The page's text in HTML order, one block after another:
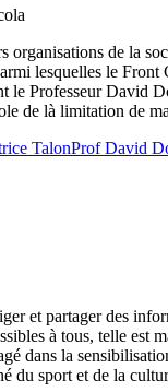
organisations de la
lesquelles le
le Professeur David
de là limitation de
TalonProf David
et partager des
à tous, telle est
dans la
du sport et de la